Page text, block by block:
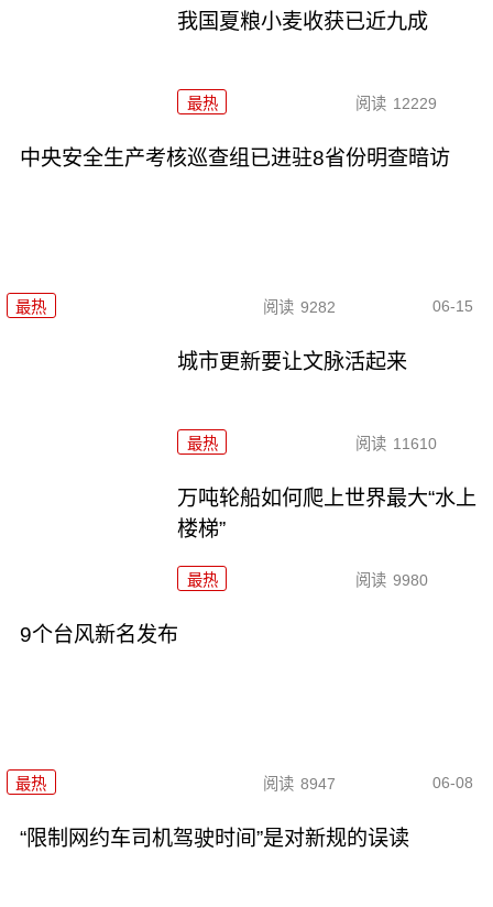
我国夏粮小麦收获已近九成
最热 阅读 12229
中央安全生产考核巡查组已进驻8省份明查暗访
最热 阅读 9282 06-15
城市更新要让文脉活起来
最热 阅读 11610
万吨轮船如何爬上世界最大“水上
楼梯”
最热 阅读 9980
9个台风新名发布
最热 阅读 8947 06-08
“限制网约车司机驾驶时间”是对新规的误读